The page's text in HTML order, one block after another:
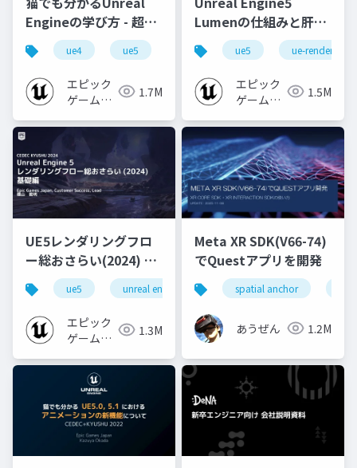
Engineの学び方 - 超初
心者向け編 - 2023 v1.0
ue4 ue5 ue-beginner
エピック
ゲームズ
1.7M
Lumenの仕組みと肝心
なところ
ue5 ue-rendering
エピック
ゲームズ
1.5M
UE5レンダリングフロ
ー総おさらい(2024) 基
礎編！
[CEDEC+KYUSHU
2024]
ue5 unreal engine ue-rendering
エピック
ゲームズ
1.3M
Meta XR SDK(V66-74)
でQuestアプリを開発
spatial anchor
あうぜん 1.2M